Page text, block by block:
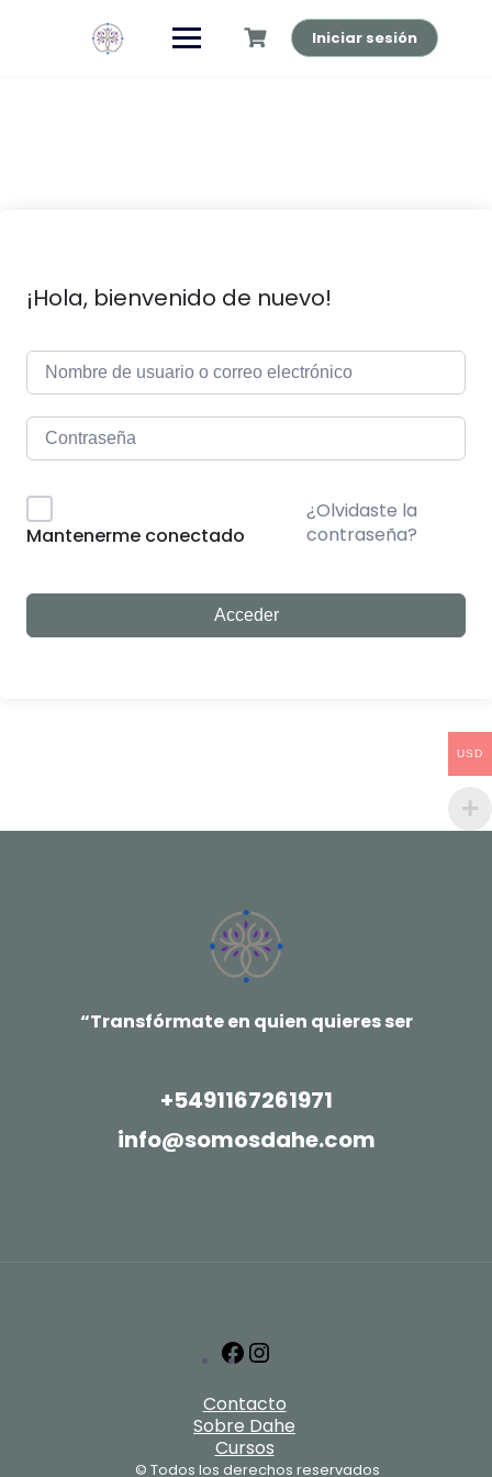
Iniciar sesión
¡Hola, bienvenido de nuevo!
Mantenerme conectado
¿Olvidaste la
contraseña?
Acceder
“Transfórmate en quien quieres ser
+5491167261971
info@somosdahe.com
Facebook
Contacto
Sobre Dahe
Cursos
© Todos los derechos reservados
USD